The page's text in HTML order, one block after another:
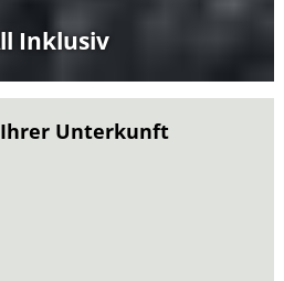
Inklusiv
Ihrer Unterkunft